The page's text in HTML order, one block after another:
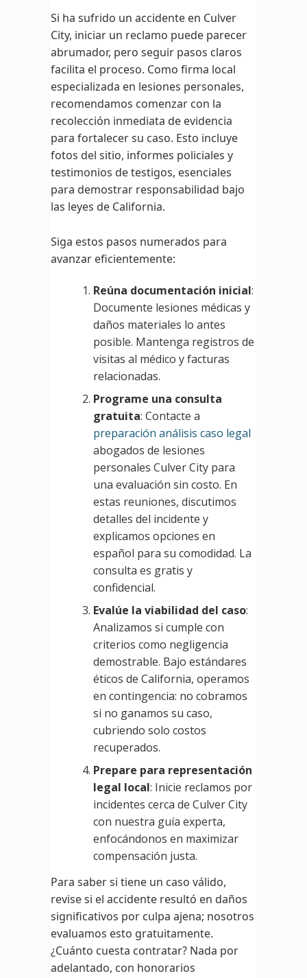
Si ha sufrido un accidente en Culver
City, iniciar un reclamo puede parecer
abrumador, pero seguir pasos claros
facilita el proceso. Como firma local
especializada en lesiones personales,
recomendamos comenzar con la
recolección inmediata de evidencia
para fortalecer su caso. Esto incluye
fotos del sitio, informes policiales y
testimonios de testigos, esenciales
para demostrar responsabilidad bajo
las leyes de California.
Siga estos pasos numerados para
avanzar eficientemente:
Reúna documentación inicial:
Documente lesiones médicas y
daños materiales lo antes
posible. Mantenga registros de
visitas al médico y facturas
relacionadas.
Programe una consulta
gratuita: Contacte a
preparación análisis caso legal
abogados de lesiones
personales Culver City para
una evaluación sin costo. En
estas reuniones, discutimos
detalles del incidente y
explicamos opciones en
español para su comodidad. La
consulta es gratis y
confidencial.
Evalúe la viabilidad del caso:
Analizamos si cumple con
criterios como negligencia
demostrable. Bajo estándares
éticos de California, operamos
en contingencia: no cobramos
si no ganamos su caso,
cubriendo solo costos
recuperados.
Prepare para representación
legal local: Inicie reclamos por
incidentes cerca de Culver City
con nuestra guía experta,
enfocándonos en maximizar
compensación justa.
Para saber si tiene un caso válido,
revise si el accidente resultó en daños
significativos por culpa ajena; nosotros
evaluamos esto gratuitamente.
¿Cuánto cuesta contratar? Nada por
adelantado, con honorarios